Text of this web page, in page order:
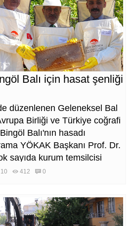
Balı için hasat şenliği
düzenlenen Geleneksel Bal
Birliği ve Türkiye coğrafi
Balı'nın hasadı
YÖKAK Başkanı Prof. Dr.
sayıda kurum temsilcisi
10 412 0